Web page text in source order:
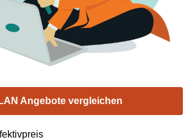
Angebote vergleichen